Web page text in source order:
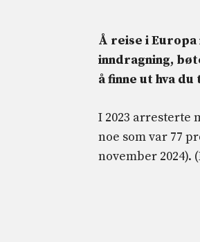
Å reise i
inndragning,
å finne ut hva
I 2023 arresterte
noe som var 77
november 2024).